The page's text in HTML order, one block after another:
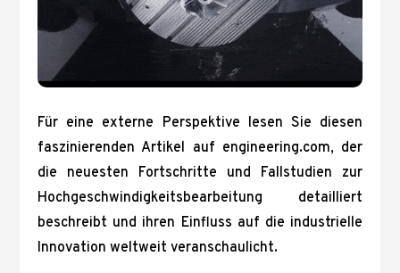
Für eine externe Perspektive lesen Sie diesen
faszinierenden Artikel auf engineering.com, der
die neuesten Fortschritte und Fallstudien zur
Hochgeschwindigkeitsbearbeitung detailliert
beschreibt und ihren Einfluss auf die industrielle
Innovation weltweit veranschaulicht.